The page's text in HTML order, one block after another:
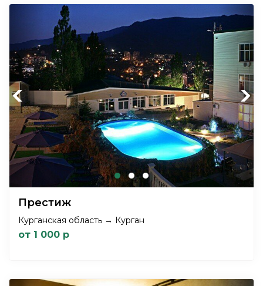
Previous Next
Престиж
Курганская область → Курган
от 1 000 р